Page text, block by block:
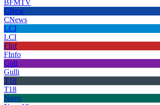
BFMTV
CNew
CNews
LCI
LCI
FInf
FInfo
Gull
Gulli
T18
T18
Novo